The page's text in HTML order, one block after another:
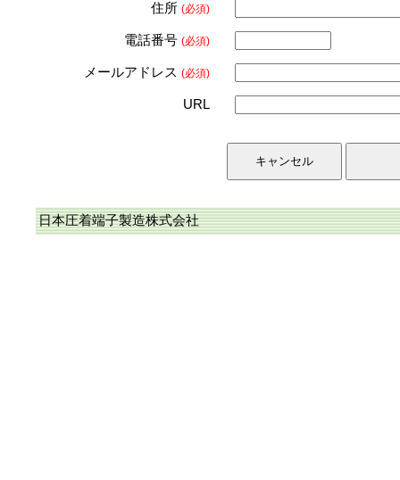
住所 (必須)
電話番号 (必須)
メールアドレス (必須)
URL
日本圧着端子製造株式会社